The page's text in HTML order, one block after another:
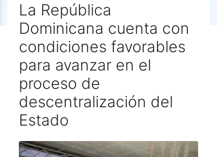
La República
Dominicana cuenta con
condiciones favorables
para avanzar en el
proceso de
descentralización del
Estado